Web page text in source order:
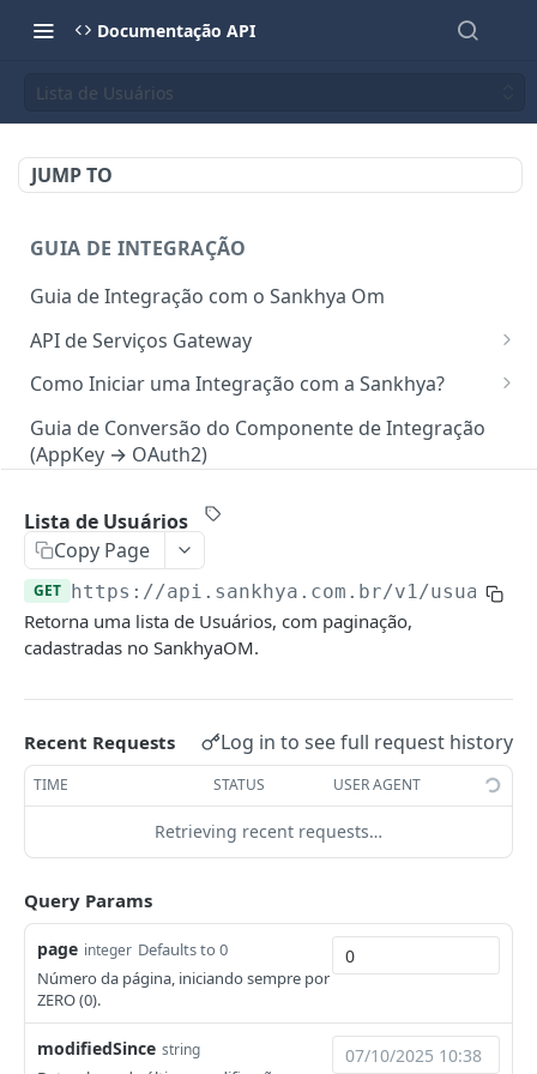
Documentação API
Lista de Usuários
JUMP TO
GUIA DE INTEGRAÇÃO
Guia de Integração com o Sankhya Om
API de Serviços Gateway
Camada de autorização para API
Requisições via Gateway
Mapeamento de serviços
Boas Práticas para Integração
Códigos de Retorno da API
FAQ
Como Iniciar uma Integração com a Sankhya?
Concedendo Acesso a Área do Desenvolvedor para
Colaboradores
Guia de Conversão do Componente de Integração
(AppKey → OAuth2)
API SANKHYA
Autenticação
Autenticação com usuário e senha (fluxo
legado/descontinuado)
POST
Credentials)
Cadastros Básicos
Lista de Naturezas
Lista de Centros de Resultado GET
Natureza Específica GET
Lista de Tipos de Operação GET
Centro de Resultado Específico
Projeto Específico GET
Tipo de Operação Específico
Lista de Vendedores
Vendedor específico
Lista de Usuários
Copy Page
GET https://api.sankhya.com.br/v1/usuarios
Retorna uma lista de Usuários, com paginação,
cadastradas no SankhyaOM.
Recent Requests Log in to see full request history
TIME STATUS USER AGENT
Retrieving recent requests…
Query Params
page integer Defaults to 0
Número da página, iniciando sempre por
ZERO (0).
modifiedSince string